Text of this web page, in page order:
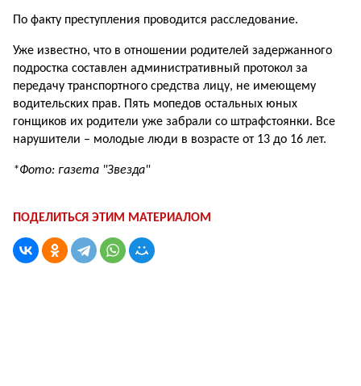
По факту преступления проводится расследование.
Уже известно, что в отношении родителей задержанного
подростка составлен административный протокол за
передачу транспортного средства лицу, не имеющему
водительских прав. Пять мопедов остальных юных
гонщиков их родители уже забрали со штрафстоянки. Все
нарушители – молодые люди в возрасте от 13 до 16 лет.
*Фото: газета "Звезда"
ПОДЕЛИТЬСЯ ЭТИМ МАТЕРИАЛОМ